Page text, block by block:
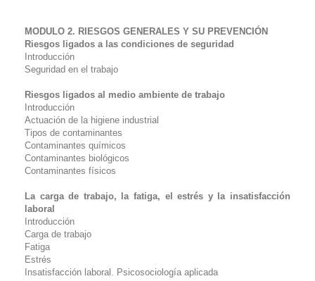
MODULO 2. RIESGOS GENERALES Y SU PREVENCIÓN
Riesgos ligados a las condiciones de seguridad
Introducción
Seguridad en el trabajo
Riesgos ligados al medio ambiente de trabajo
Introducción
Actuación de la higiene industrial
Tipos de contaminantes
Contaminantes químicos
Contaminantes biológicos
Contaminantes físicos
La carga de trabajo, la fatiga, el estrés y la insatisfacción
laboral
Introducción
Carga de trabajo
Fatiga
Estrés
Insatisfacción laboral. Psicosociología aplicada